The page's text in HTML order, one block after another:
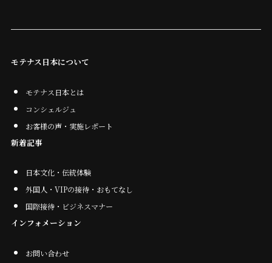
モテナス日本について
モテナス日本とは
コンシェルジュ
お客様の声・実施レポート
新着記事
日本文化・伝統体験
外国人・VIPの接待・おもてなし
国際接待・ビジネスマナー
インフォメーション
お問い合わせ